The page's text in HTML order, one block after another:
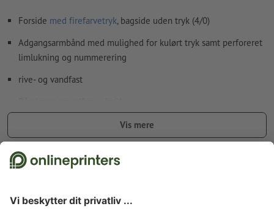
Forside med firefarvetryk, bagside uden tryk (4/0)
Adgangsarmbånd med mulighed for kulørt tryk samt perforeret
limlukning og nummerering
rive- og vandfast
størrelse: B 25,5 x H 1,9 cm
hhv. 10 armbånd pr. blad, kan rives af enkeltvis
Lukning: perforeret limflade, som gør det muligt at indstille
videre til andre
Vis mere
Fakta vedr. sikkerhed og producent